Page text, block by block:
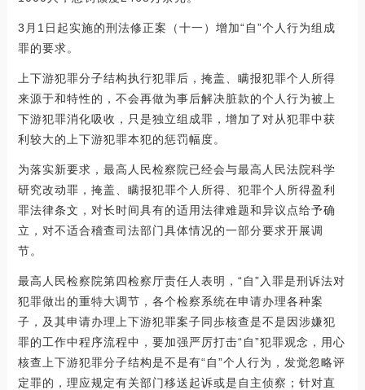
3月1日起实施的刑法修正案（十一）增加“自”个人行为组成
罪的要求。
上下游犯罪分子结构执行犯罪后，掩盖、瞒报犯罪个人所得
来源于和特性的，不会再做为事后解决脏款的个人行为被上
下游犯罪消化吸收，只是独立组成罪，增加了对从犯罪中获
利较大的上下游犯罪本犯的惩罚幅度。
为落实新要求，最高人民检察院已经会与最高人民法院科学
研究改动罪，掩盖、瞒报犯罪个人所得、犯罪个人所得盈利
罪法律条文，对长时间具有的适用法律难题和异议点给予确
立，对不适合稽查司法部门具体情况的一部分要求开展调
节。
最高人民检察院第四检察厅责任人表明，“自”入罪是刑诉法对
犯罪做出的重特大调节，各个检察系统在申请办理各种案
子，及其申请办理上下游犯罪案子同歩核查是不是因涉嫌犯
罪的工作中程序流程中，要加强严厉打击“自”犯罪观念，用心
核查上下游犯罪分子结构是不是有“自”个人行为，发觉忽略评
定罪的，理应规定有关部门移送起诉或是自主侦察；针对直